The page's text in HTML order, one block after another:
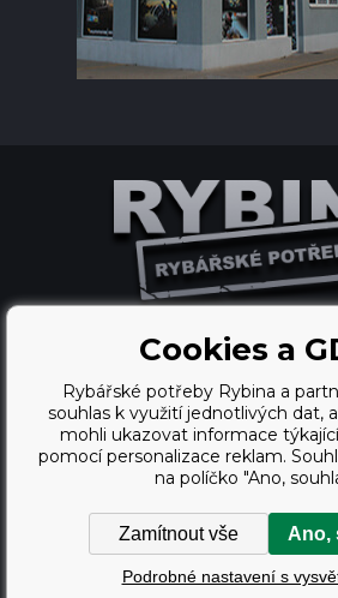
Copyright © 2009 -
Rybářské potřeby
Tvorbu webové
zajistil
webdesign
Vortex
Cookies a
Rybářské potřeby Rybina a
souhlas k využití jednotlivých dat,
mohli ukazovat informace
pomocí personalizace reklam.
na políčko "Ano,
Zamítnout vše Ano,
Podrobné nastavení s